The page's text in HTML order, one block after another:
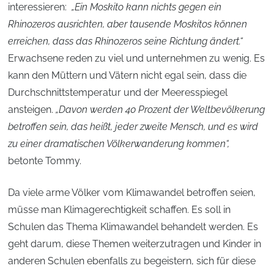
interessieren: „Ein Moskito kann nichts gegen ein
Rhinozeros ausrichten, aber tausende Moskitos können
erreichen, dass das Rhinozeros seine Richtung ändert.“
Erwachsene reden zu viel und unternehmen zu wenig. Es
kann den Müttern und Vätern nicht egal sein, dass die
Durchschnittstemperatur und der Meeresspiegel
ansteigen.„Davon werden 40 Prozent der Weltbevölkerung
betroffen sein, das heißt, jeder zweite Mensch, und es wird
zu einer dramatischen Völkerwanderung kommen“,
betonte Tommy.
Da viele arme Völker vom Klimawandel betroffen seien,
müsse man Klimagerechtigkeit schaffen. Es soll in
Schulen das Thema Klimawandel behandelt werden. Es
geht darum, diese Themen weiterzutragen und Kinder in
anderen Schulen ebenfalls zu begeistern, sich für diese